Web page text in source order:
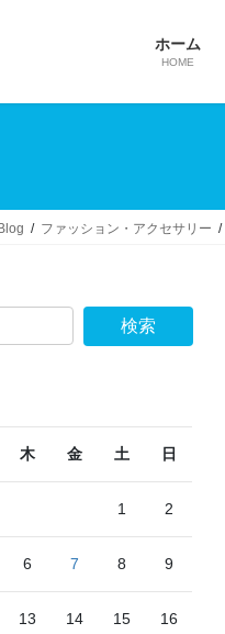
ホーム
HOME
ファッション・アクセサリー
木 金 土 日
1 2
6 7 8 9
13 14 15 16